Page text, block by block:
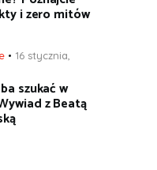
i zero mitów
16 stycznia,
szukać w
z Beatą